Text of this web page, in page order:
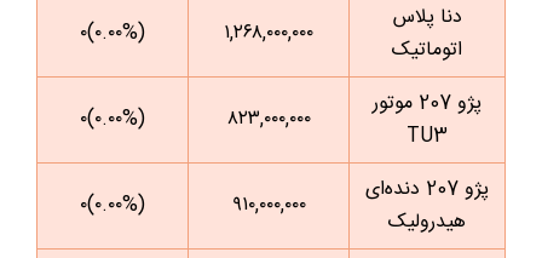
دنا پلاس
اتوماتیک
۱,۲۶۸,۰۰۰,۰۰۰ (۰.۰۰%)۰
پژو 207 موتور
TU3
۸۲۳,۰۰۰,۰۰۰ (۰.۰۰%)۰
پژو 207 دنده‌ای
هیدرولیک
۹۱۰,۰۰۰,۰۰۰ (۰.۰۰%)۰